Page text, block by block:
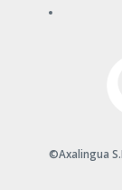
©Axalingua